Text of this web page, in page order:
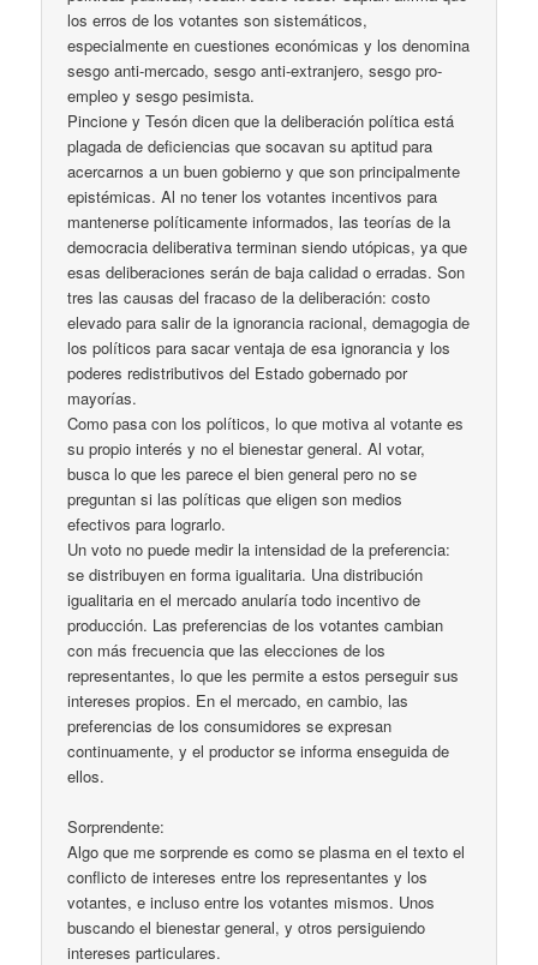
los erros de los votantes son sistemáticos,
especialmente en cuestiones económicas y los denomina
sesgo anti-mercado, sesgo anti-extranjero, sesgo pro-
empleo y sesgo pesimista.
Pincione y Tesón dicen que la deliberación política está
plagada de deficiencias que socavan su aptitud para
acercarnos a un buen gobierno y que son principalmente
epistémicas. Al no tener los votantes incentivos para
mantenerse políticamente informados, las teorías de la
democracia deliberativa terminan siendo utópicas, ya que
esas deliberaciones serán de baja calidad o erradas. Son
tres las causas del fracaso de la deliberación: costo
elevado para salir de la ignorancia racional, demagogia de
los políticos para sacar ventaja de esa ignorancia y los
poderes redistributivos del Estado gobernado por
mayorías.
Como pasa con los políticos, lo que motiva al votante es
su propio interés y no el bienestar general. Al votar,
busca lo que les parece el bien general pero no se
preguntan si las políticas que eligen son medios
efectivos para lograrlo.
Un voto no puede medir la intensidad de la preferencia:
se distribuyen en forma igualitaria. Una distribución
igualitaria en el mercado anularía todo incentivo de
producción. Las preferencias de los votantes cambian
con más frecuencia que las elecciones de los
representantes, lo que les permite a estos perseguir sus
intereses propios. En el mercado, en cambio, las
preferencias de los consumidores se expresan
continuamente, y el productor se informa enseguida de
ellos.
Sorprendente:
Algo que me sorprende es como se plasma en el texto el
conflicto de intereses entre los representantes y los
votantes, e incluso entre los votantes mismos. Unos
buscando el bienestar general, y otros persiguiendo
intereses particulares.